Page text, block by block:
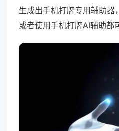
生成出手机打牌专用辅助器
或者使用手机打牌AI辅助都